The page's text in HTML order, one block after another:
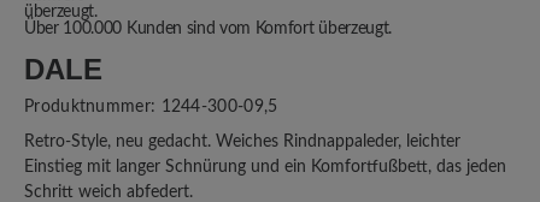
Über 100.000 Kunden sind vom Komfort überzeugt.
DALE
Produktnummer: 1244-300-09,5
Retro-Style, neu gedacht. Weiches Rindnappaleder, leichter
Einstieg mit langer Schnürung und ein Komfortfußbett, das jeden
Schritt weich abfedert.